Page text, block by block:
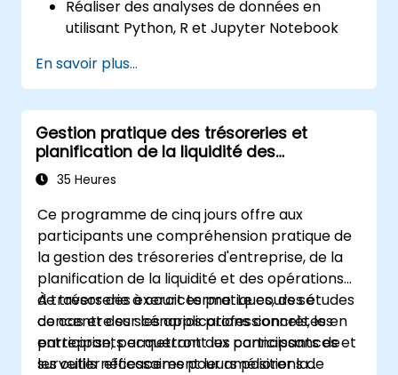
Prendre conscience de certains autres «
foyers » de criminalité financière
Réaliser des analyses de données en
utilisant Python, R et Jupyter Notebook
Intégrer AWS Cloud9 avec des services de
données AWS tels que S3, RDS et Redshift.
Utiliser AWS Cloud9 pour le
développement et le déploiement de
modèles d'apprentissage automatique.
Optimiser les workflows basés sur le
données.
En savoir plus...
Gestion pratique des trésoreries et
planification de la liquidité des
entreprises
35 Heures
Ce programme de cinq jours offre aux
participants une compréhension pratique de
la gestion des trésoreries d'entreprise, de la
planification de la liquidité et des opérations
de trésorerie à court terme. Le cours se
concentre sur les applications concrètes en
entreprise, permettant aux participants de
surveiller efficacement leurs positions de
À travers des exercices pratiques, des études
de cas et des scénarios professionnels, les
participants acquerront les connaissances et
les outils nécessaires pour améliorer la